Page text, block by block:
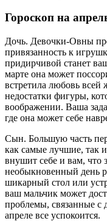
Гороскоп на
Дочь. Девочки-Овны
привязанность к
придирчивой станет
марте она может
встретила любовь всей
недостатки фигуры,
воображении. Ваша
где она может себе
Сын. Большую часть
как самые лучшие, так
внушит себе и вам, что
необыкновенный день
шикарный стол или
ваш мальчик может
проблемы, связанные с
апреле все успокоится.